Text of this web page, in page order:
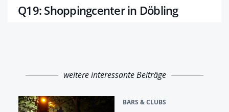
Q19: Shoppingcenter in Döbling
weitere interessante Beiträge
BARS & CLUBS